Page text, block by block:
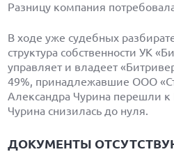
Разницу компания
В ходе уже судебных
структура собственности УК
управляет и владеет
49%, принадлежавшие ООО
Александра Чурина перешли к
Чурина снизилась до нуля.
ДОКУМЕНТЫ